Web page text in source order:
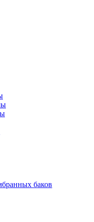
баков